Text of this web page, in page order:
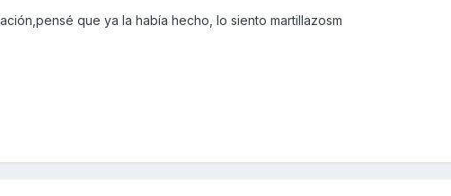
que ya la había hecho, lo siento martillazosm